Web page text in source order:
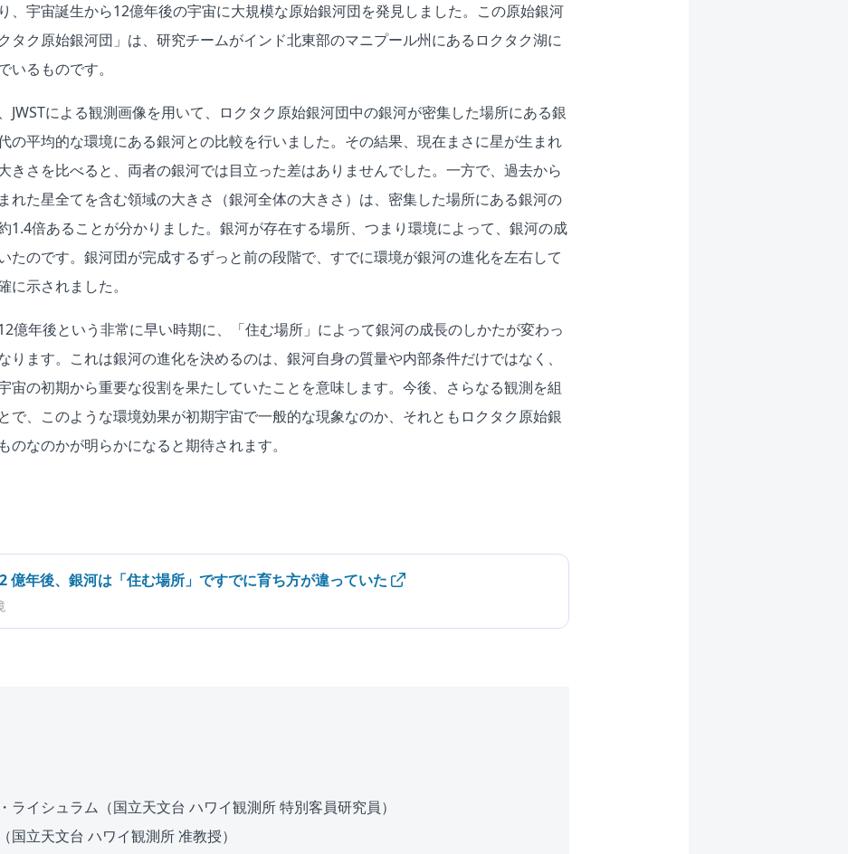
、宇宙誕生から12億年後の宇宙に大規模な原始銀河団を発見しました。この原始銀河
タク原始銀河団」は、研究チームがインド北東部のマニプール州にあるロクタク湖に
いるものです。
JWSTによる観測画像を用いて、ロクタク原始銀河団中の銀河が密集した場所にある銀
の平均的な環境にある銀河との比較を行いました。その結果、現在まさに星が生まれ
きさを比べると、両者の銀河では目立った差はありませんでした。一方で、過去から
れた星全てを含む領域の大きさ（銀河全体の大きさ）は、密集した場所にある銀河の
1.4倍あることが分かりました。銀河が存在する場所、つまり環境によって、銀河の成
たのです。銀河団が完成するずっと前の段階で、すでに環境が銀河の進化を左右して
に示されました。
億年後という非常に早い時期に、「住む場所」によって銀河の成長のしかたが変わっ
ります。これは銀河の進化を決めるのは、銀河自身の質量や内部条件だけではなく、
宙の初期から重要な役割を果たしていたことを意味します。今後、さらなる観測を組
で、このような環境効果が初期宇宙で一般的な現象なのか、それともロクタク原始銀
のなのかが明らかになると期待されます。
億年後、銀河は「住む場所」ですでに育ち方が違っていた
ライシュラム（国立天文台 ハワイ観測所 特別客員研究員）
国立天文台 ハワイ観測所 准教授）